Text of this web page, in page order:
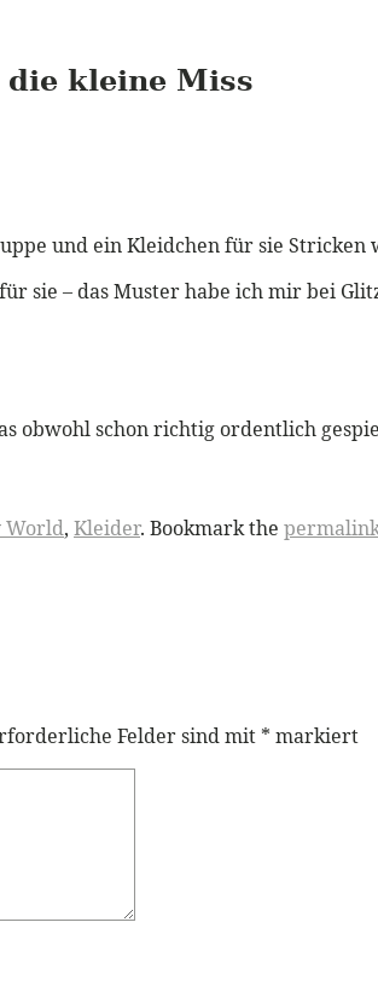
kleine Miss
und ein Kleidchen für sie Stricken
sie – das Muster habe ich mir bei
obwohl schon richtig ordentlich
World, Kleider. Bookmark the
Felder sind mit * markiert